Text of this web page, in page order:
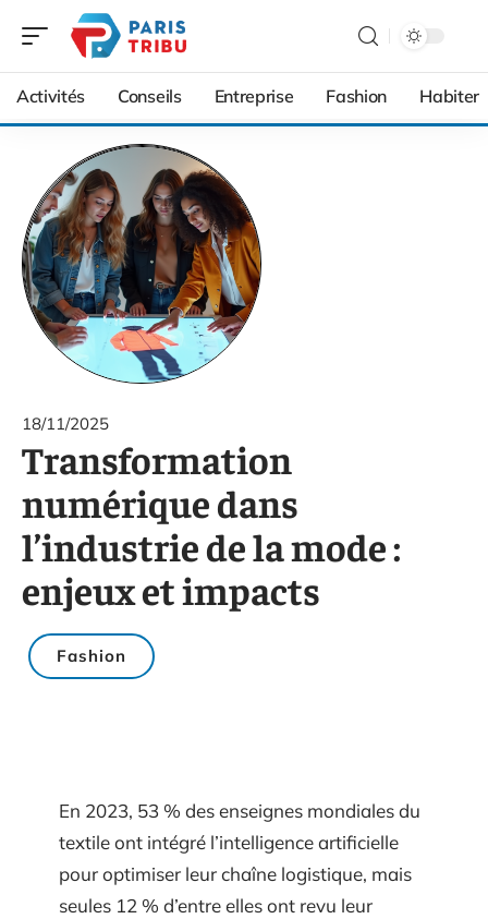
Activités Conseils Entreprise Fashion Habiter
18/11/2025
Transformation
numérique dans
l’industrie de la mode :
enjeux et impacts
Fashion
En 2023, 53 % des enseignes mondiales du
textile ont intégré l’intelligence artificielle
pour optimiser leur chaîne logistique, mais
seules 12 % d’entre elles ont revu leur